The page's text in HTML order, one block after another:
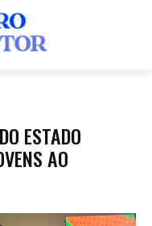
ESTADO
AO